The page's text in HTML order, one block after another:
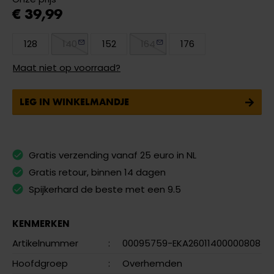
€ 39,99
128 152
176
Maat niet op voorraad?
LEG IN WINKELMANDJE
Gratis verzending vanaf 25 euro in NL
Gratis retour, binnen 14 dagen
Spijkerhard de beste met een 9.5
KENMERKEN
Artikelnummer
:
00095759-EKA26011400000808
Hoofdgroep
:
Overhemden